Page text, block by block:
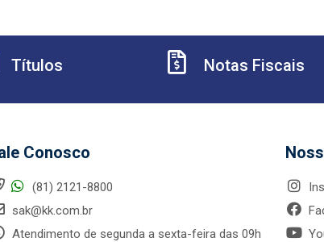
Títulos Notas Fiscais
Conosco
(81) 2121-8800
sak@kk.com.br
Atendimento de segunda a sexta-feira das 09h